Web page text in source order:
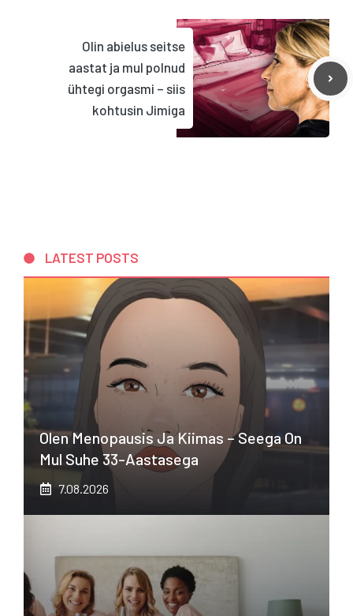
Olin abielus seitse
aastat ja mul polnud
ühtegi orgasmi – siis
kohtusin Jimiga
LATEST POSTS
Olen Menopausis Ja Kiimas – Seega On
Mul Suhe 33-Aastasega
7.08.2026